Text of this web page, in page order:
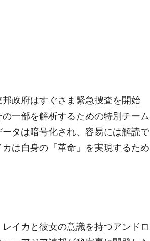
政府はすぐさま緊急捜査を開始
一部を解析するための特別チーム
タは暗号化され、容易には解読で
は自身の「革命」を実現するため
イカと彼女の意識を持つアンドロ